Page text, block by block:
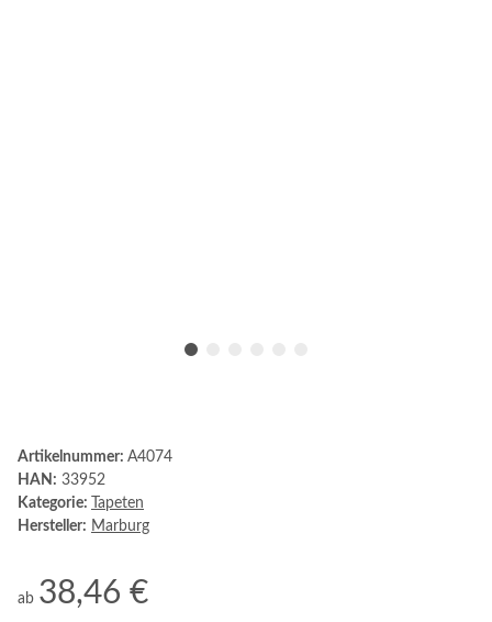
Artikelnummer: A4074
HAN: 33952
Kategorie:
Tapeten
Hersteller: Marburg
ab 38,46 €